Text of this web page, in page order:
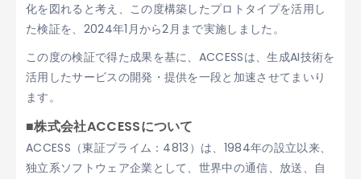
化を図れると考え、この度構築したプロトタイプを活用し
た検証を、2024年1月から2月まで実施しました。
この度の検証で得た成果を基に、ACCESSは、生成AI技術を
活用したサービスの開発・提供を一段と加速させてまいり
ます。
■株式会社ACCESSについて
ACCESS（東証プライム：4813）は、1984年の設立以来、
独立系ソフトウェア企業として、世界中の通信、放送、自